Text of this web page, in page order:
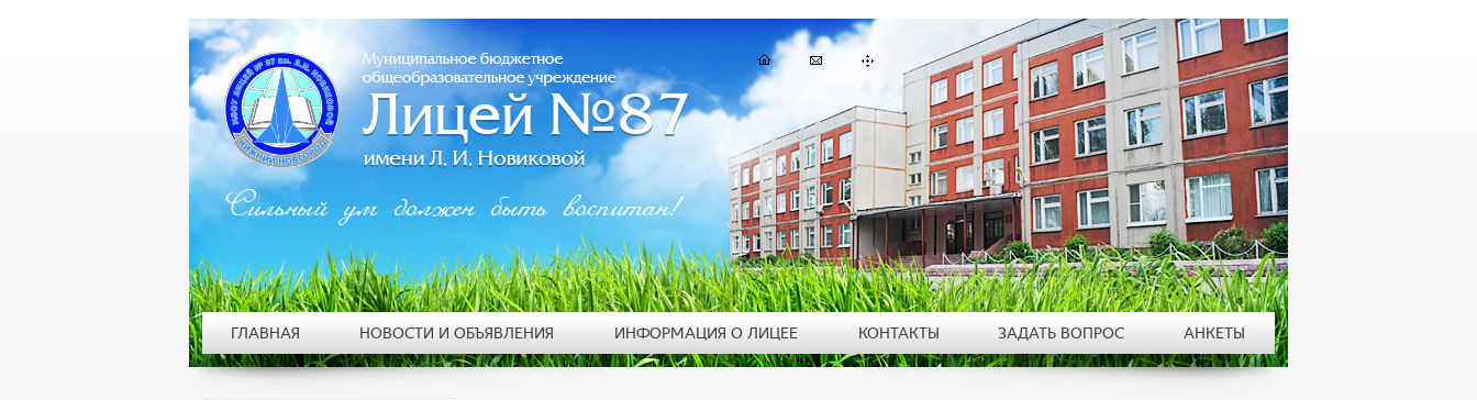
Сильный ум должен быть воспитан!
ГЛАВНАЯ НОВОСТИ И ОБЪЯВЛЕНИЯ ИНФОРМАЦИЯ О ЛИЦЕЕ КОНТАКТЫ ЗАДАТЬ ВОПРОС АНКЕТЫ